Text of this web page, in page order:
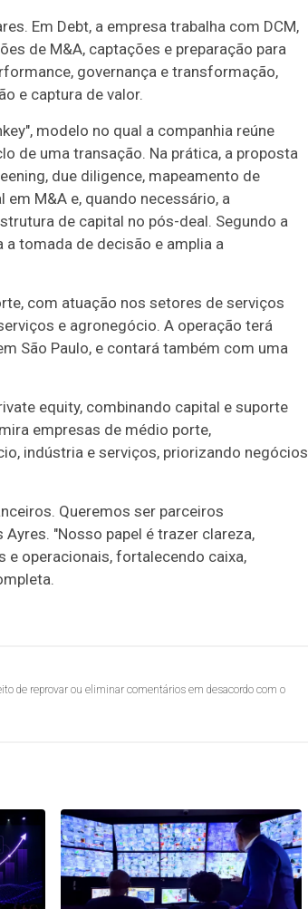
Em Debt, a empresa trabalha com DCM,
de M&A, captações e preparação para
governança e transformação,
e captura de valor.
modelo no qual a companhia reúne
de uma transação. Na prática, a proposta
due diligence, mapeamento de
M&A e, quando necessário, a
de capital no pós-deal. Segundo a
tomada de decisão e amplia a
com atuação nos setores de serviços
e agronegócio. A operação terá
São Paulo, e contará também com uma
equity, combinando capital e suporte
empresas de médio porte,
indústria e serviços, priorizando negócios
Queremos ser parceiros
"Nosso papel é trazer clareza,
operacionais, fortalecendo caixa,
de reprovar ou eliminar comentários em desacordo com o